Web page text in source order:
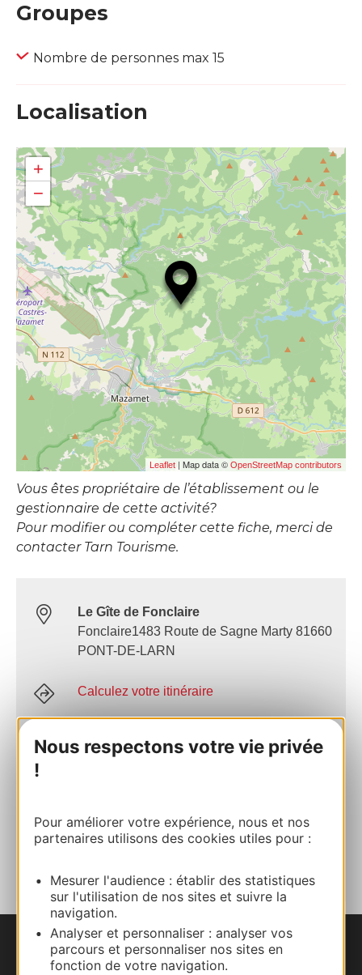
Nous respectons votre vie privée
!
Pour améliorer votre expérience, nous et nos
partenaires utilisons des cookies utiles pour :
Mesurer l'audience : établir des statistiques
sur l'utilisation de nos sites et suivre la
navigation.
Analyser et personnaliser : analyser vos
parcours et personnaliser nos sites en
fonction de votre navigation.
Groupes
Nombre de personnes max 15
Localisation
+
−
Leaflet | Map data © OpenStreetMap contributors
Vous êtes propriétaire de l’établissement ou le
gestionnaire de cette activité?
Pour modifier ou compléter cette fiche, merci de
contacter Tarn Tourisme.
Le Gîte de Fonclaire
Fonclaire1483 Route de Sagne Marty 81660
PONT-DE-LARN
Calculez votre itinéraire
06 09 72 58 79
AJOUTER
Nous contacter